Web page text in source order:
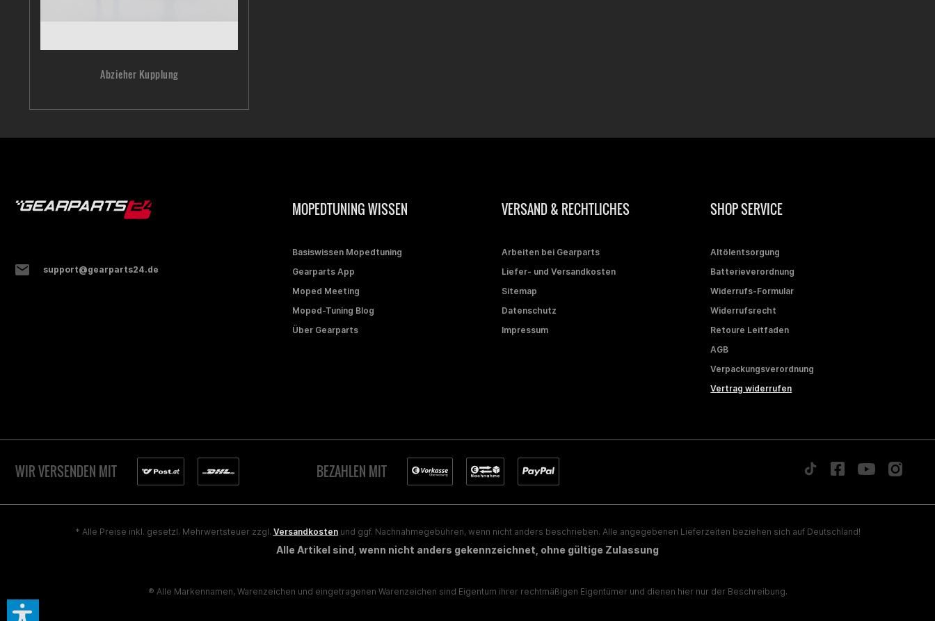
Abzieher Kupplung
support@gearparts24.de
MOPEDTUNING WISSEN
Basiswissen Mopedtuning
Gearparts App
Moped Meeting
Moped-Tuning Blog
Über Gearparts
VERSAND & RECHTLICHES
Arbeiten bei Gearparts
Liefer- und Versandkosten
Sitemap
Datenschutz
Impressum
SHOP SERVICE
Altölentsorgung
Batterieverordnung
Widerrufs-Formular
Widerrufsrecht
Retoure Leitfaden
AGB
Verpackungsverordnung
Vertrag widerrufen
WIR VERSENDEN MIT BEZAHLEN MIT
* Alle Preise inkl. gesetzl. Mehrwertsteuer zzgl. Versandkostenund ggf. Nachnahmegebühren, wenn nicht anders beschrieben. Alle angegebenen Lieferzeiten beziehen sich auf Deutschland!
Alle Artikel sind, wenn nicht anders gekennzeichnet, ohne gültige Zulassung
® Alle Markennamen, Warenzeichen und eingetragenen Warenzeichen sind Eigentum ihrer rechtmäßigen Eigentümer und dienen hier nur der Beschreibung.